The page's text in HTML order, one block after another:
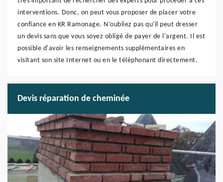
interventions. Donc, on peut vous proposer de placer votre
confiance en KR Ramonage. N'oubliez pas qu'il peut dresser
un devis sans que vous soyez obligé de payer de l'argent. Il est
possible d'avoir les renseignements supplémentaires en
visitant son site Internet ou en le téléphonant directement.
Devis réparation de cheminée